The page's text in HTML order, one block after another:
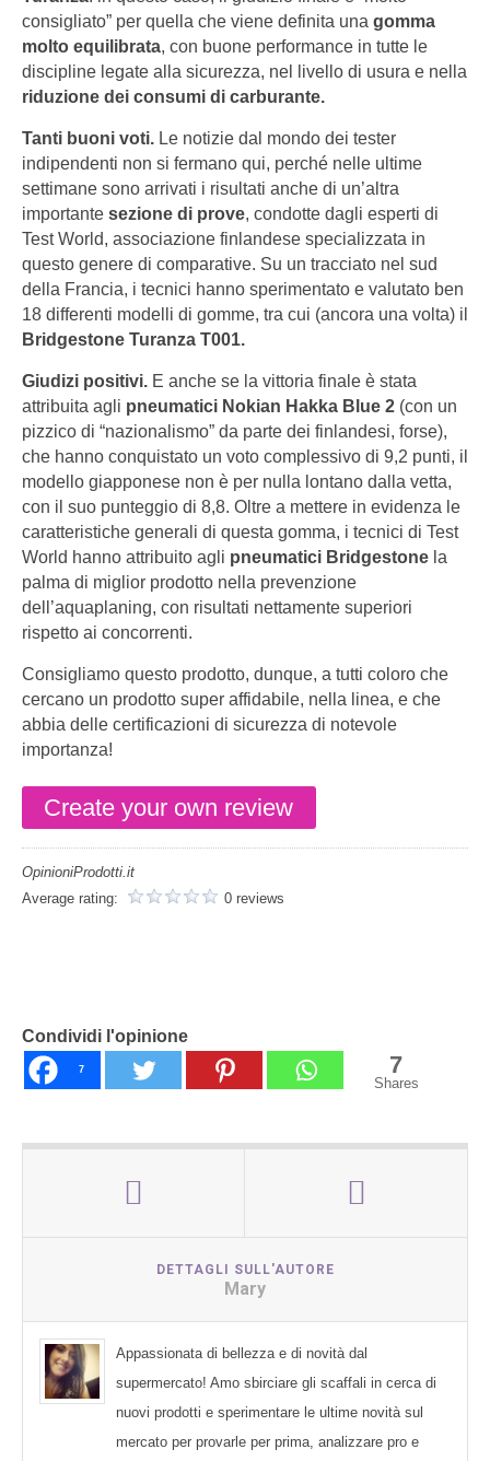
consigliato” per quella che viene definita una gomma
molto equilibrata, con buone performance in tutte le
discipline legate alla sicurezza, nel livello di usura e nella
riduzione dei consumi di carburante.
Tanti buoni voti. Le notizie dal mondo dei tester
indipendenti non si fermano qui, perché nelle ultime
settimane sono arrivati i risultati anche di un’altra
importante sezione di prove, condotte dagli esperti di
Test World, associazione finlandese specializzata in
questo genere di comparative. Su un tracciato nel sud
della Francia, i tecnici hanno sperimentato e valutato ben
18 differenti modelli di gomme, tra cui (ancora una volta) il
Bridgestone Turanza T001.
Giudizi positivi. E anche se la vittoria finale è stata
attribuita agli pneumatici Nokian Hakka Blue 2 (con un
pizzico di “nazionalismo” da parte dei finlandesi, forse),
che hanno conquistato un voto complessivo di 9,2 punti, il
modello giapponese non è per nulla lontano dalla vetta,
con il suo punteggio di 8,8. Oltre a mettere in evidenza le
caratteristiche generali di questa gomma, i tecnici di Test
World hanno attribuito agli pneumatici Bridgestone la
palma di miglior prodotto nella prevenzione
dell’aquaplaning, con risultati nettamente superiori
rispetto ai concorrenti.
Consigliamo questo prodotto, dunque, a tutti coloro che
cercano un prodotto super affidabile, nella linea, e che
abbia delle certificazioni di sicurezza di notevole
importanza!
Create your own review
OpinioniProdotti.it
Average rating:
0 reviews
Condividi l'opinione
7 7
Shares
DETTAGLI SULL'AUTORE
Mary
Appassionata di bellezza e di novità dal
supermercato! Amo sbirciare gli scaffali in cerca di
nuovi prodotti e sperimentare le ultime novità sul
mercato per provarle per prima, analizzare pro e